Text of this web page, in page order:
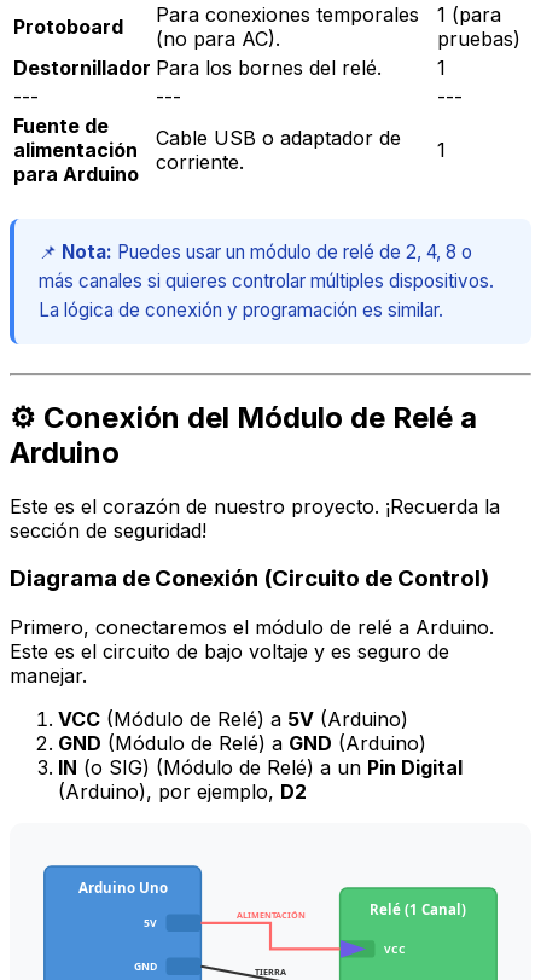
Protoboard
Para conexiones temporales
(no para AC).
1 (para
pruebas)
Destornillador Para los bornes del relé.
1
---
---
---
Fuente de
alimentación
para Arduino
Cable USB o adaptador de
corriente.
1
📌 Nota: Puedes usar un módulo de relé de 2, 4, 8 o
más canales si quieres controlar múltiples dispositivos.
La lógica de conexión y programación es similar.
⚙️ Conexión del Módulo de Relé a
Arduino
Este es el corazón de nuestro proyecto. ¡Recuerda la
sección de seguridad!
Diagrama de Conexión (Circuito de Control)
Primero, conectaremos el módulo de relé a Arduino.
Este es el circuito de bajo voltaje y es seguro de
manejar.
VCC (Módulo de Relé) a 5V (Arduino)
GND (Módulo de Relé) a GND (Arduino)
IN (o SIG) (Módulo de Relé) a un Pin Digital
(Arduino), por ejemplo, D2
Arduino Uno
5V
GND
Relé (1 Canal)
VCC
ALIMENTACIÓN
TIERRA